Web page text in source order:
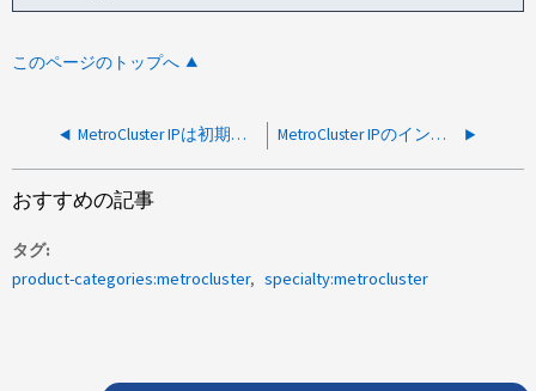
このページのトップへ
MetroCluster IPは初期化され、ADP設定が正しくありません MetroCluster IPのインストール-エラー：コマンドが失敗しました：ディスクを割り当てることができませんでした
おすすめの記事
タグ
product-categories:metrocluster
specialty:metrocluster